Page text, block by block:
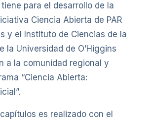
para el desarrollo de la
Ciencia Abierta de PAR
y el Instituto de Ciencias de la
la Universidad de O’Higgins
a la comunidad regional y
“Ciencia Abierta:
es realizado con el